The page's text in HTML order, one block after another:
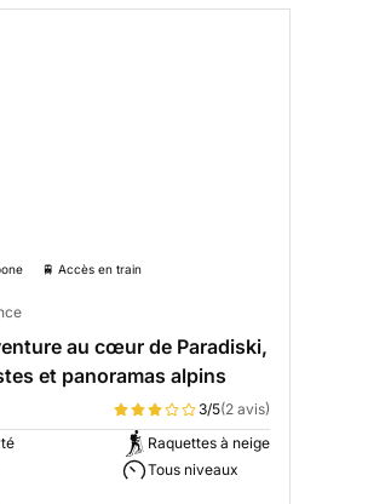
🚆 Accès en train
au cœur de Paradiski,
et panoramas alpins
3/5(2 avis)
Raquettes à neige
Tous niveaux